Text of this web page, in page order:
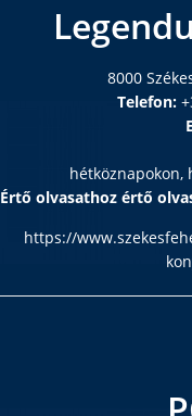
8000
Telefon:
hétköznapokon,
Értő olvasathoz értő
https://